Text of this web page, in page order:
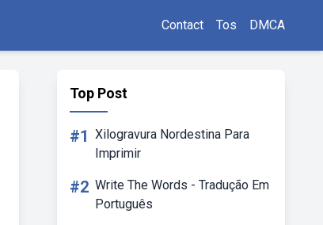
Contact Tos DMCA
Top Post
#1 Xilogravura Nordestina Para
Imprimir
#2 Write The Words - Tradução Em
Português